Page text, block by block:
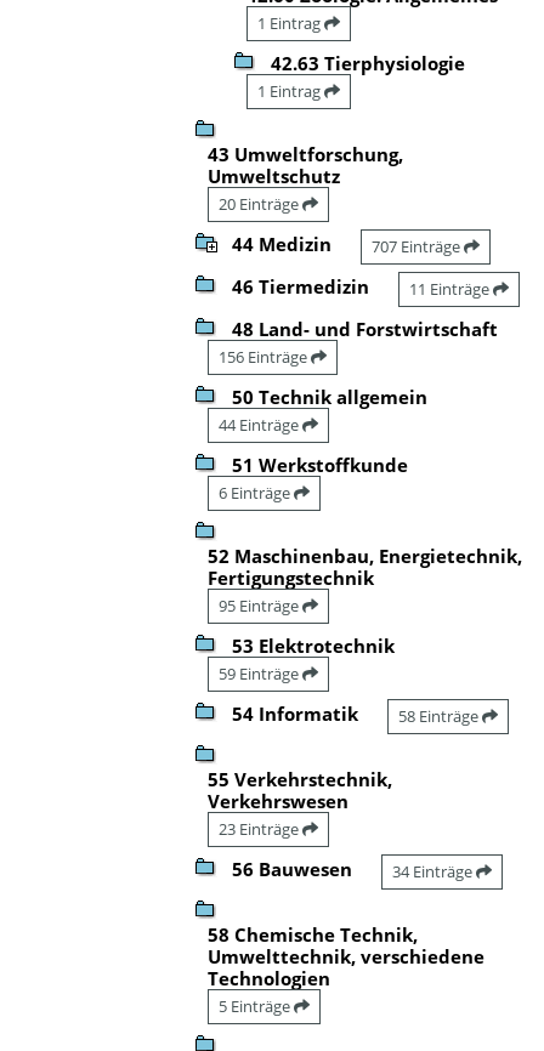
1 Eintrag
42.63 Tierphysiologie
1 Eintrag
43 Umweltforschung,
Umweltschutz
20 Einträge
44 Medizin 707 Einträge
46 Tiermedizin 11 Einträge
48 Land- und Forstwirtschaft
156 Einträge
50 Technik allgemein
44 Einträge
51 Werkstoffkunde
6 Einträge
52 Maschinenbau, Energietechnik,
Fertigungstechnik
95 Einträge
53 Elektrotechnik
59 Einträge
54 Informatik 58 Einträge
55 Verkehrstechnik,
Verkehrswesen
23 Einträge
56 Bauwesen 34 Einträge
58 Chemische Technik,
Umwelttechnik, verschiedene
Technologien
5 Einträge